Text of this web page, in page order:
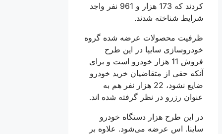
کردند که 173 هزار و 961 نفر واجد
شرایط شناخته شدند.
ظرفیت محصولات عرضه شده گروه
خودروسازی سایپا در این طرح
فروش 11 هزار خودرو است و برای
آنکه حقی از متقاضیان خرید خودرو
ضایع نشود، 22 هزار نفر هم به
عنوان رزرو در نظر گرفته شده اند.
در این طرح هزار دستگاه خودرو
ساینا. اس عرضه می‌شود. علاوه بر